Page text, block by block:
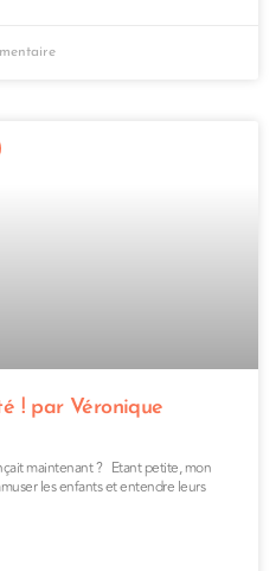
! par Véronique
maintenant ? Etant petite, mon
les enfants et entendre leurs